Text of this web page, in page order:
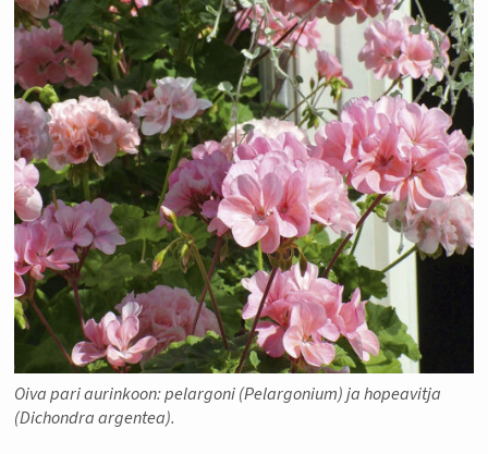
Oiva pari aurinkoon: pelargoni (Pelargonium) ja hopeavitja
(Dichondra argentea).